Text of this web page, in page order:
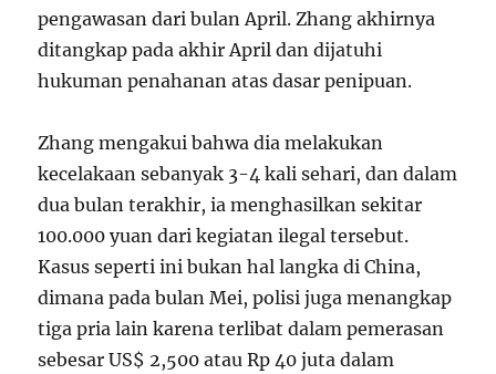
pengawasan dari bulan April. Zhang akhirnya
ditangkap pada akhir April dan dijatuhi
hukuman penahanan atas dasar penipuan.
Zhang mengakui bahwa dia melakukan
kecelakaan sebanyak 3-4 kali sehari, dan dalam
dua bulan terakhir, ia menghasilkan sekitar
100.000 yuan dari kegiatan ilegal tersebut.
Kasus seperti ini bukan hal langka di China,
dimana pada bulan Mei, polisi juga menangkap
tiga pria lain karena terlibat dalam pemerasan
sebesar US$ 2,500 atau Rp 40 juta dalam